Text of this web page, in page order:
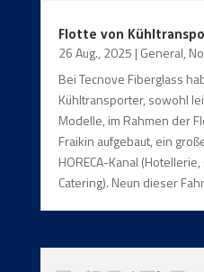
Flotte von
26 Aug., 2025 | General,
Bei Tecnove Fiberglass
Kühltransporter, sowohl
Modelle, im Rahmen der
Fraikin aufgebaut, ein
HORECA-Kanal
Catering). Neun dieser